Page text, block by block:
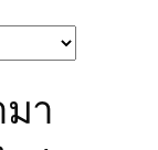
มา